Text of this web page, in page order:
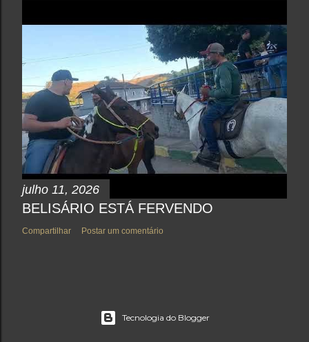
julho 11, 2026
BELISÁRIO ESTÁ FERVENDO
Compartilhar Postar um comentário
Tecnologia do Blogger